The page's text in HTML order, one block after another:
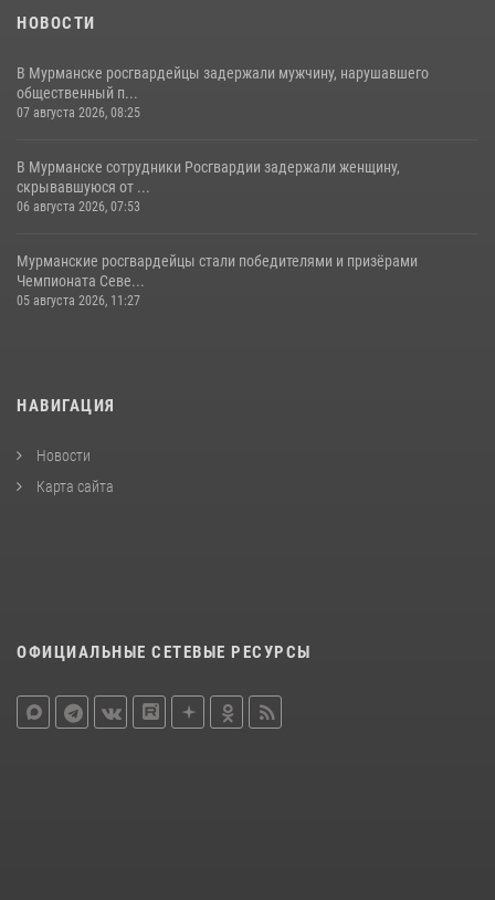
НОВОСТИ
В Мурманске росгвардейцы задержали мужчину, нарушавшего
общественный п...
07 августа 2026, 08:25
В Мурманске сотрудники Росгвардии задержали женщину,
скрывавшуюся от ...
06 августа 2026, 07:53
Мурманские росгвардейцы стали победителями и призёрами
Чемпионата Севе...
05 августа 2026, 11:27
НАВИГАЦИЯ
Новости
Карта сайта
ОФИЦИАЛЬНЫЕ СЕТЕВЫЕ РЕСУРСЫ